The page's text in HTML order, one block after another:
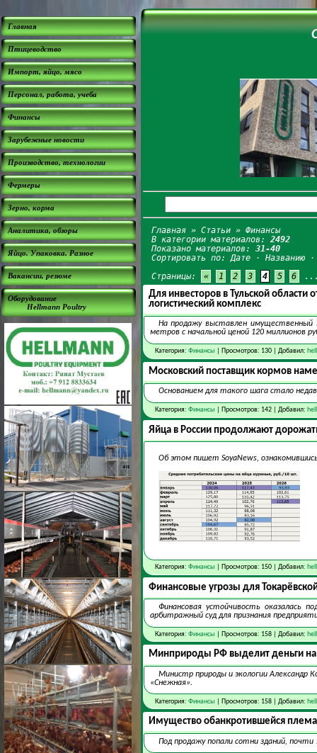
Главная
Птицеводство
Импорт, яйцо, мясо
Персонал, работа, учеба
Финансы
Зарубежные новости
Производство, технологии
Фермеры
Зерно, корма
Аналитика, обзоры
Яйцо. Упаковка. Разное
Вакансии, резюме
Оборудование
Hellmann Poultry
Главная »Статьи » Финансы
В категории материалов:2492
Показано материалов:31-40
Сортировать по:Дате ·Названию
Страницы:
« 1 2 3 4 5 6
Для инвесторов в Тульской области
логистический комплекс
На продажу выставлен имущественный
метров с начальной ценой 120 миллионов
Категория: Финансы | Просмотров: 130 | Добавил:
Московский поставщик кормов
Основанием для такого шага стало
Категория: Финансы | Просмотров: 142 | Добавил:
Яйца в России продолжают
Об этом пишет SoyaNews,
Категория: Финансы | Просмотров: 150 | Добавил:
Финансовые угрозы для
Финансовая устойчивость оказалась
арбитражный суд для признания
Категория: Финансы | Просмотров: 158 | Добавил:
Минприроды РФ выделит деньги
Министр природы и экологии Александр
«Снежная».
Категория: Финансы | Просмотров: 158 | Добавил:
Имущество обанкротившейся
Под продажу попали сотни зданий,